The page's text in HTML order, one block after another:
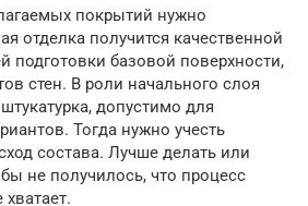
покрытий нужно
отделка получится качественной
подготовки базовой поверхности,
стен. В роли начального слоя
допустимо для
Тогда нужно учесть
состава. Лучше делать или
не получилось, что процесс